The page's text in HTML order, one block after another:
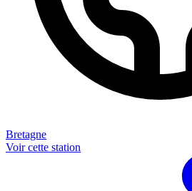
Bretagne
Voir cette station